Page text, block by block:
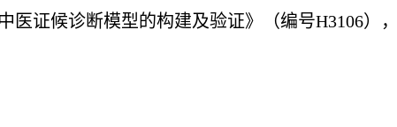
医证候诊断模型的构建及验证》（编号H3106）